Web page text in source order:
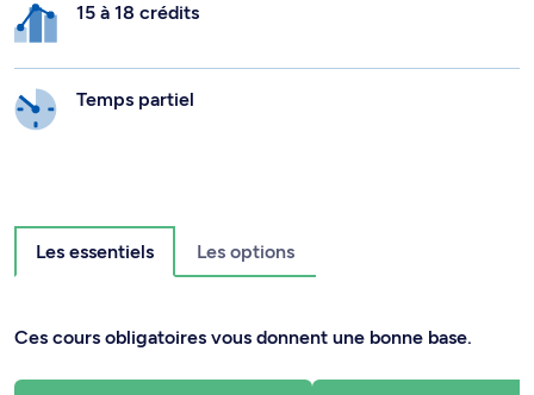
15 à 18 crédits
Temps partiel
Les essentiels Les options
Ces cours obligatoires vous donnent une bonne base.